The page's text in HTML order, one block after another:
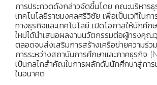
การประกวดดังกล่าวจัดขึ้นโดย คณะบริหาร
เทคโนโลยีราชมงคลศรีวิชัย เพื่อเป็นเวทีในก
ทางธุรกิจและเทคโนโลยี เปิดโอกาสให้นักศึก
ใหม่ได้นำเสนอผลงานนวัตกรรมต่อผู้ทรงคุ
ตลอดจนส่งเสริมการสร้างเครือข่ายความร่
การระหว่างสถาบันการศึกษาและภาคธุรกิจ
เป็นกลไกสำคัญในการผลักดันนักศึกษาสู่การ
ในอนาคต